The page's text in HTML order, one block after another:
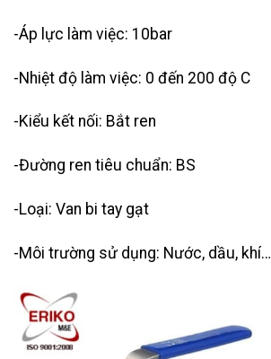
-Áp lực làm việc: 10bar
-Nhiệt độ làm việc: 0 đến 200 độ C
-Kiểu kết nối: Bắt ren
-Đường ren tiêu chuẩn: BS
-Loại: Van bi tay gạt
-Môi trường sử dụng: Nước, dầu, khí…